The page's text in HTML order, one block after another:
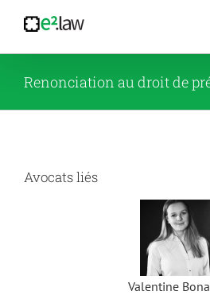
contenu
Renonciation au droit de
Avocats liés
Valentine